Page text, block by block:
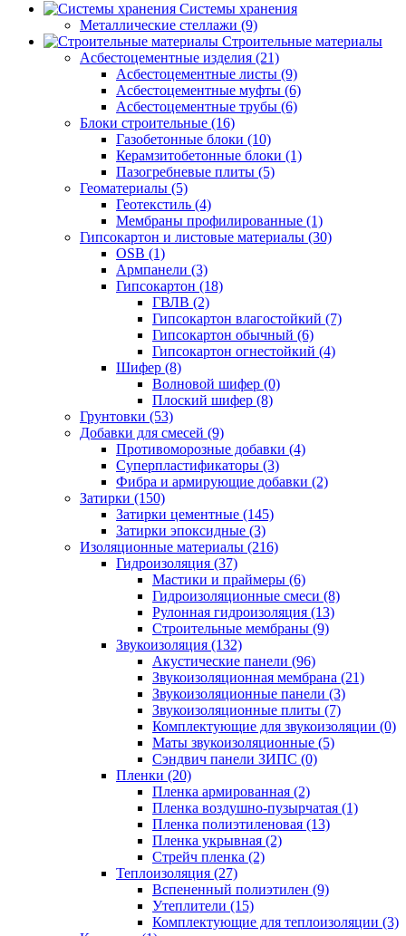
Системы хранения
Металлические стеллажи (9)
Строительные материалы
Асбестоцементные изделия (21)
Асбестоцементные листы (9)
Асбестоцементные муфты (6)
Асбестоцементные трубы (6)
Блоки строительные (16)
Газобетонные блоки (10)
Керамзитобетонные блоки (1)
Пазогребневые плиты (5)
Геоматериалы (5)
Геотекстиль (4)
Мембраны профилированные (1)
Гипсокартон и листовые материалы (30)
OSB (1)
Армпанели (3)
Гипсокартон (18)
ГВЛВ (2)
Гипсокартон влагостойкий (7)
Гипсокартон обычный (6)
Гипсокартон огнестойкий (4)
Шифер (8)
Волновой шифер (0)
Плоский шифер (8)
Грунтовки (53)
Добавки для смесей (9)
Противоморозные добавки (4)
Суперпластификаторы (3)
Фибра и армирующие добавки (2)
Затирки (150)
Затирки цементные (145)
Затирки эпоксидные (3)
Изоляционные материалы (216)
Гидроизоляция (37)
Мастики и праймеры (6)
Гидроизоляционные смеси (8)
Рулонная гидроизоляция (13)
Строительные мембраны (9)
Звукоизоляция (132)
Акустические панели (96)
Звукоизоляционная мембрана (21)
Звукоизоляционные панели (3)
Звукоизоляционные плиты (7)
Комплектующие для звукоизоляции (0)
Маты звукоизоляционные (5)
Сэндвич панели ЗИПС (0)
Пленки (20)
Пленка армированная (2)
Пленка воздушно-пузырчатая (1)
Пленка полиэтиленовая (13)
Пленка укрывная (2)
Стрейч пленка (2)
Теплоизоляция (27)
Вспененный полиэтилен (9)
Утеплители (15)
Комплектующие для теплоизоляции (3)